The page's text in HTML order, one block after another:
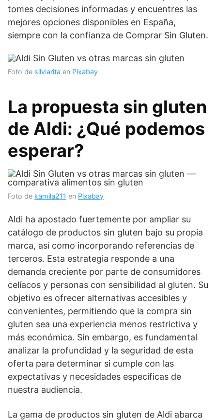
tomes decisiones informadas y encuentres las
mejores opciones disponibles en España,
siempre con la confianza de Comprar Sin Gluten.
Foto de silviarita en Pixabay
La propuesta sin gluten
de Aldi: ¿Qué podemos
esperar?
Foto de kamila211 en Pixabay
Aldi ha apostado fuertemente por ampliar su
catálogo de productos sin gluten bajo su propia
marca, así como incorporando referencias de
terceros. Esta estrategia responde a una
demanda creciente por parte de consumidores
celíacos y personas con sensibilidad al gluten. Su
objetivo es ofrecer alternativas accesibles y
convenientes, permitiendo que la compra sin
gluten sea una experiencia menos restrictiva y
más económica. Sin embargo, es fundamental
analizar la profundidad y la seguridad de esta
oferta para determinar si cumple con las
expectativas y necesidades específicas de
nuestra audiencia.
La gama de productos sin gluten de Aldi abarca